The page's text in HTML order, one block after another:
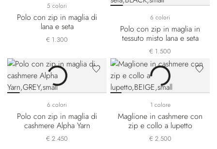
5 colori
Polo con zip in maglia di
lana e seta
€ 1.300
6 colori
Polo con zip in maglia in
tessuto misto lana e seta
€ 1.500
6 colori
Polo con zip in maglia di
cashmere Alpha Yarn
€ 2.450
1 colore
Maglione in cashmere con
zip e collo a lupetto
€ 2.500